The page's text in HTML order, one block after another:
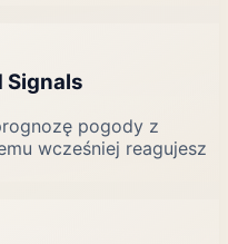
Signals
pogody z
wcześniej reagujesz